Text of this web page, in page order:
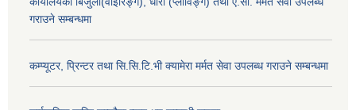
गराउने सम्बन्धमा
कम्प्यूटर, प्रिन्टर तथा सि.सि.टि.भी क्यामेरा मर्मत सेवा उपलब्ध गराउने सम्बन्धमा